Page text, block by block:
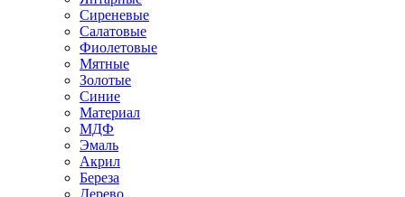
Сиреневые
Салатовые
Фиолетовые
Мятные
Золотые
Синие
Материал
МДФ
Эмаль
Акрил
Береза
Дерево